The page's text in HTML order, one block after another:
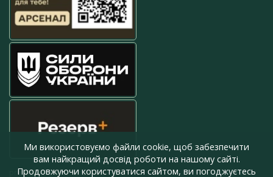
press@armyinform.com.ua
Ми використовуємо файли cookie, щоб забезпечити
вам найкращий досвід роботи на нашому сайті.
Продовжуючи користуватися сайтом, ви погоджуєтесь